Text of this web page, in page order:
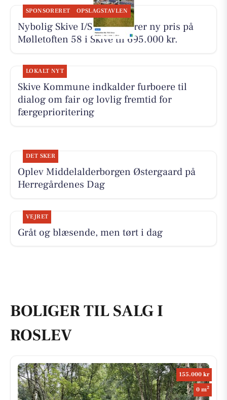
SPONSORERET OPSLAGSTAVLEN
Nybolig Skive I/S annoncerer ny pris på
Mølletoften 58 i Skive til 695.000 kr.
LOKALT NYT
Skive Kommune indkalder furboere til
dialog om fair og lovlig fremtid for
færgeprioritering
DET SKER
Oplev Middelalderborgen Østergaard på
Herregårdenes Dag
VEJRET
Gråt og blæsende, men tørt i dag
BOLIGER TIL SALG I
ROSLEV
155.000 kr
0 m2